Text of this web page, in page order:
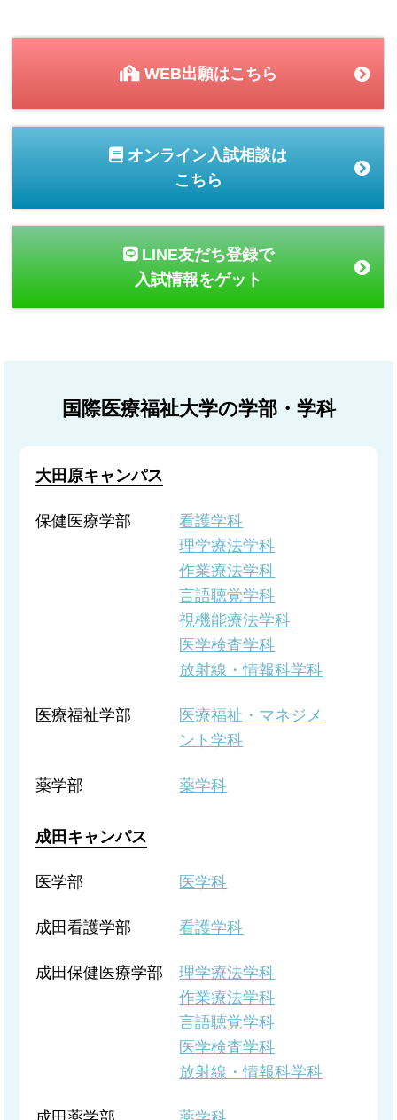
WEB出願はこちら
オンライン入試相談は
こちら
LINE友だち登録で
入試情報をゲット
国際医療福祉大学の学部・学科
大田原キャンパス
保健医療学部
看護学科
理学療法学科
作業療法学科
言語聴覚学科
視機能療法学科
医学検査学科
放射線・情報科学科
医療福祉学部
医療福祉・マネジメ
ント学科
薬学部 薬学科
成田キャンパス
医学部 医学科
成田看護学部 看護学科
成田保健医療学部
理学療法学科
作業療法学科
言語聴覚学科
医学検査学科
放射線・情報科学科